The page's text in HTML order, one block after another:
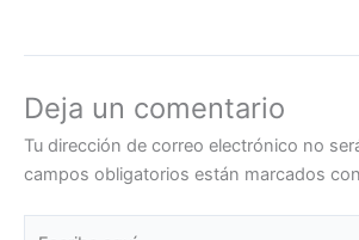
Deja un comentario
Tu dirección de correo electrónico no
campos obligatorios están marcados con